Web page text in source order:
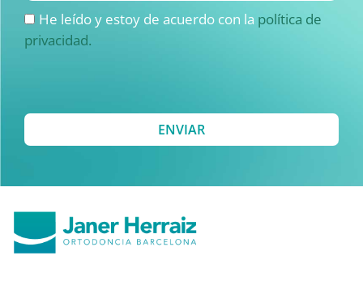
He leído y estoy de acuerdo con la política de
privacidad.
ENVIAR